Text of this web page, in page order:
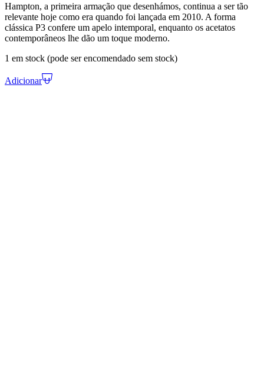
Hampton, a primeira armação que desenhámos, continua a ser tão
relevante hoje como era quando foi lançada em 2010. A forma
clássica P3 confere um apelo intemporal, enquanto os acetatos
contemporâneos lhe dão um toque moderno.
1 em stock (pode ser encomendado sem stock)
Adicionar